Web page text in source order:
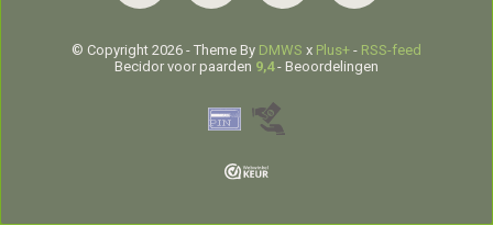
© Copyright 2026 - Theme By DMWS x Plus+ - RSS-feed
Becidor voor paarden 9,4- Beoordelingen